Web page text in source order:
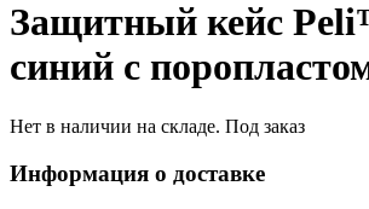
Защитный кейс
синий с
Нет в наличии на складе. Под заказ
Информация о доставке